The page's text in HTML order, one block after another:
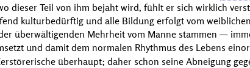
dieser Teil von ihm bejaht wird, fühlt er sich wirklich
kulturbedürftig und alle Bildung erfolgt vom
überwältigenden Mehrheit vom Manne stammen —
und damit dem normalen Rhythmus des Lebens
überhaupt; daher schon seine Abneigung